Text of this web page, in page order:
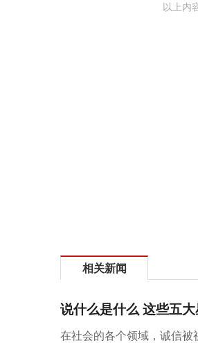
以上内
相关新闻
说什么是什么 这些五
在社会的各个领域，诚信被